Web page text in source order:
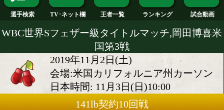
TV･ネット欄 王者一覧
WBC世界Sフェザー級タイトルマッチ,
国第3戦
2019年11月2日(土)